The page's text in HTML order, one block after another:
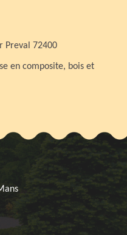
Preval 72400
en composite, bois et